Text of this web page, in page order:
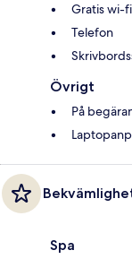
Gratis wi-
Telefon
Övrigt
På
Spa